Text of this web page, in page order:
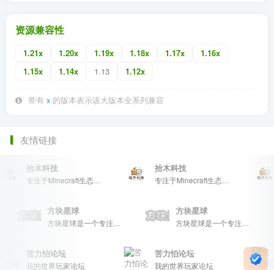
资源兼容性
1.21x 1.20x 1.19x 1.18x 1.17x
1.16x
1.15x
1.14x 1.13 1.12x
带有 x 的版本表示该大版本全系列兼容
友情链接
拾木科技
专注于Minecraft生态建设
拾木科技
专注于Minecraft生态建设
方块星球 方块星球
苦力怕论坛
我的世界玩家论坛
苦力怕论坛
我的世界玩家论坛